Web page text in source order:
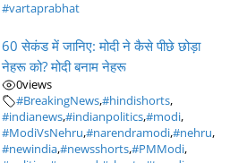
#vartaprabhat
60 सेकंड में जानिए: मोदी ने कैसे पीछे छोड़ा
नेहरू को? मोदी बनाम नेहरू
0views
#BreakingNews,#hindishorts,
#indianews,#indianpolitics,#modi,
#ModiVsNehru,#narendramodi,#nehru,
#newindia,#newsshorts,#PMModi,